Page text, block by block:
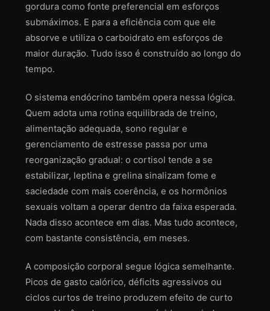
gordura como fonte preferencial em esforços
submáximos. E para a eficiência com que ele
absorve e utiliza o carboidrato em esforços de
maior duração. Tudo isso é construído ao longo do
tempo.
O sistema endócrino também opera nessa lógica.
Quem adota uma rotina equilibrada de treino,
alimentação adequada, sono regular e
gerenciamento de estresse passa por uma
reorganização gradual: o cortisol tende a se
estabilizar, leptina e grelina sinalizam fome e
saciedade com mais coerência, e os hormônios
sexuais voltam a operar dentro da faixa esperada.
Nada disso acontece em dias. Mas tudo acontece,
com bastante consistência, em meses.
A composição corporal segue lógica semelhante.
Picos de gasto calórico, déficits agressivos ou
ciclos curtos de treino produzem efeito de curto